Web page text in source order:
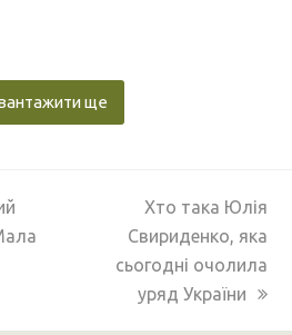
ще
next
post:
Хто така Юлія
Свириденко, яка
сьогодні очолила
уряд України